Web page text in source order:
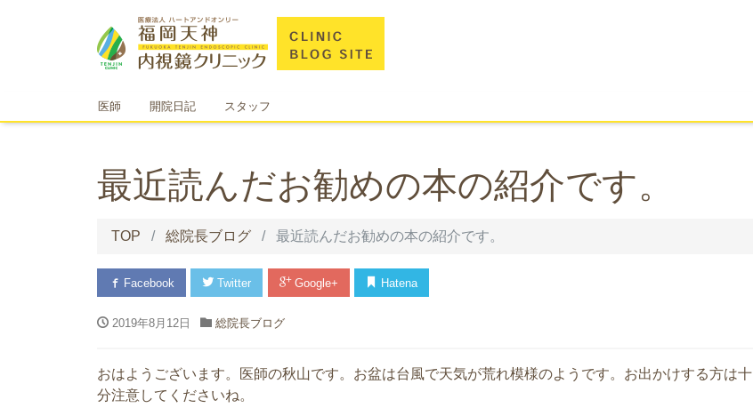
医師 開院日記 スタッフ
最近読んだお勧めの本の紹介です。
TOP 総院長ブログ 最近読んだお勧めの本の紹介です。
Facebook Twitter Google+ Hatena
2019年8月12日 総院長ブログ
おはようございます。医師の秋山です。お盆は台風で天気が荒れ模様のようです。お出かけする方は十
分注意してくださいね。